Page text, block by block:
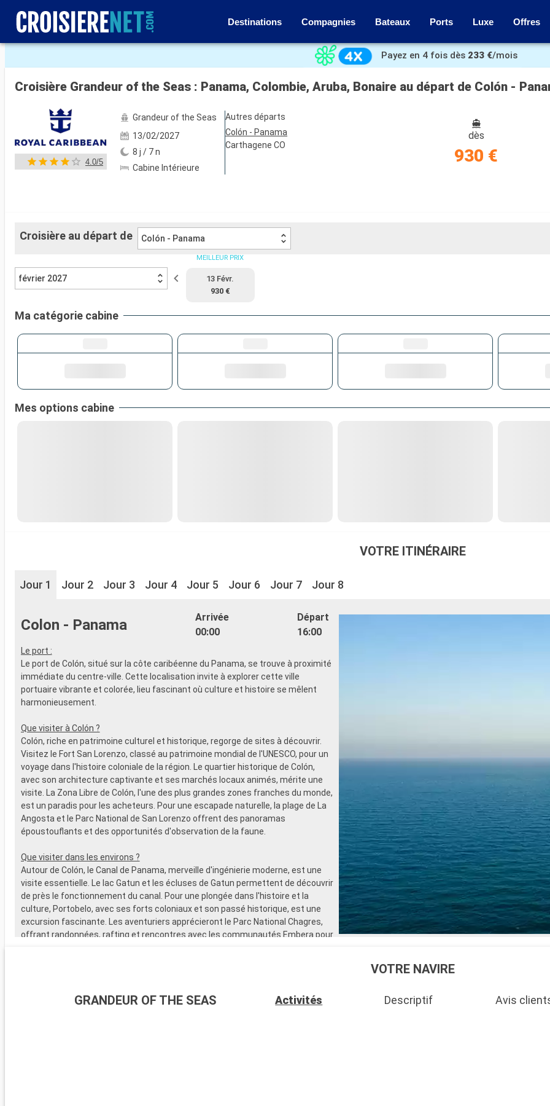
Destinations Compagnies Bateaux Ports Luxe Offres
Voir les 49 autres photos
Payez en 4 fois dès 233 €/mois
Croisière Grandeur of the Seas : Panama, Colombie, Aruba, Bonaire au départ de Colón -
4.0/5
Grandeur of the Seas
13/02/2027
8 j / 7 n
Cabine Intérieure
Autres départs
Colón - Panama
Carthagene CO
dès
930 €
Croisière au départ de Colón - Panama
février 2027
MEILLEUR PRIX
13 Févr.
930 €
Ma catégorie cabine
Mes options cabine
VOTRE ITINÉRAIRE
Jour 1 Jour 2 Jour 3 Jour 4 Jour 5 Jour 6 Jour 7 Jour 8
Colon - Panama
Arrivée
00:00
Départ
16:00
Le port :
Le port de Colón, situé sur la côte caribéenne du Panama, se trouve à proximité
immédiate du centre-ville. Cette localisation invite à explorer cette ville
portuaire vibrante et colorée, lieu fascinant où culture et histoire se mêlent
harmonieusement.
Que visiter à Colón ?
Colón, riche en patrimoine culturel et historique, regorge de sites à découvrir.
Visitez le Fort San Lorenzo, classé au patrimoine mondial de l'UNESCO, pour un
voyage dans l'histoire coloniale de la région. Le quartier historique de Colón,
avec son architecture captivante et ses marchés locaux animés, mérite une
visite. La Zona Libre de Colón, l'une des plus grandes zones franches du monde,
est un paradis pour les acheteurs. Pour une escapade naturelle, la plage de La
Angosta et le Parc National de San Lorenzo offrent des panoramas
époustouflants et des opportunités d'observation de la faune.
Que visiter dans les environs ?
Autour de Colón, le Canal de Panama, merveille d'ingénierie moderne, est une
visite essentielle. Le lac Gatun et les écluses de Gatun permettent de découvrir
de près le fonctionnement du canal. Pour une plongée dans l'histoire et la
culture, Portobelo, avec ses forts coloniaux et son passé historique, est une
excursion fascinante. Les aventuriers apprécieront le Parc National Chagres,
offrant randonnées, rafting et rencontres avec les communautés Embera pour
VOTRE NAVIRE
GRANDEUR OF THE SEAS Activités Descriptif Avis